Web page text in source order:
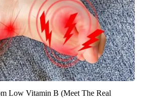
Low Vitamin B (Meet The Real